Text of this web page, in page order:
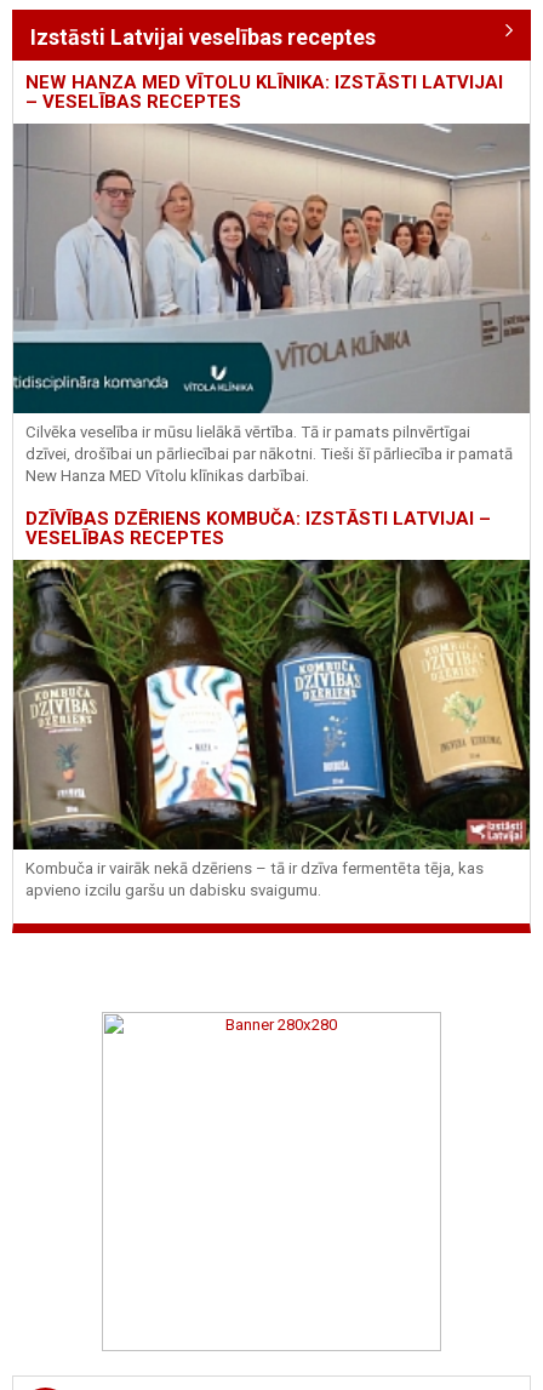
Izstāsti Latvijai veselības receptes
NEW HANZA MED VĪTOLU KLĪNIKA: IZSTĀSTI LATVIJAI
– VESELĪBAS RECEPTES
Cilvēka veselība ir mūsu lielākā vērtība. Tā ir pamats pilnvērtīgai
dzīvei, drošībai un pārliecībai par nākotni. Tieši šī pārliecība ir pamatā
New Hanza MED Vītolu klīnikas darbībai.
DZĪVĪBAS DZĒRIENS KOMBUČA: IZSTĀSTI LATVIJAI –
VESELĪBAS RECEPTES
Kombuča ir vairāk nekā dzēriens – tā ir dzīva fermentēta tēja, kas
apvieno izcilu garšu un dabisku svaigumu.